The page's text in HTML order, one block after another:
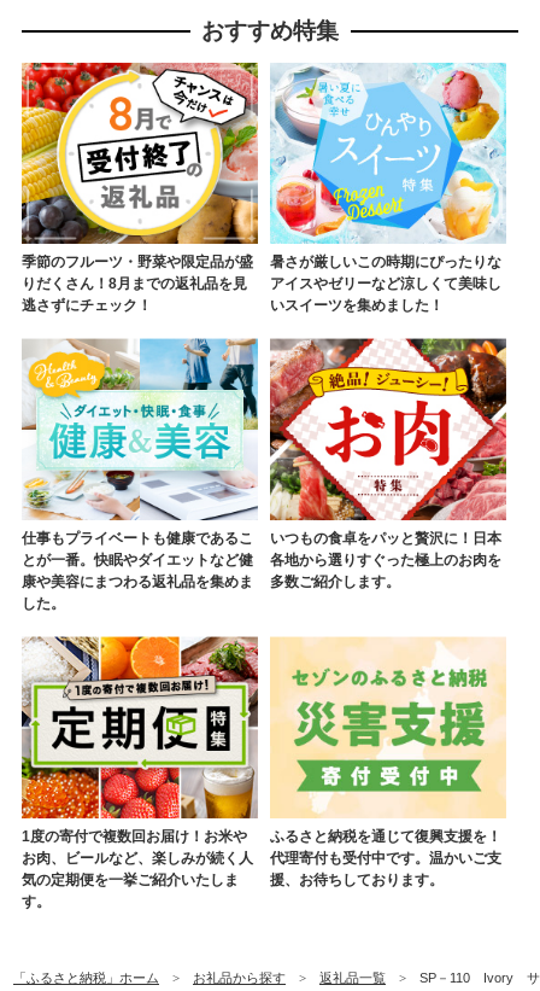
おすすめ特集
季節のフルーツ・野菜や限定品が盛
りだくさん！8月までの返礼品を見
逃さずにチェック！
暑さが厳しいこの時期にぴったりな
アイスやゼリーなど涼しくて美味し
いスイーツを集めました！
仕事もプライベートも健康であるこ
とが一番。快眠やダイエットなど健
康や美容にまつわる返礼品を集めま
した。
いつもの食卓をパッと贅沢に！日本
各地から選りすぐった極上のお肉を
多数ご紹介します。
1度の寄付で複数回お届け！お米や
お肉、ビールなど、楽しみが続く人
気の定期便を一挙ご紹介いたしま
す。
ふるさと納税を通じて復興支援を！
代理寄付も受付中です。温かいご支
援、お待ちしております。
「ふるさと納税」ホーム お礼品から探す 返礼品一覧 SP－110 Ivory サ